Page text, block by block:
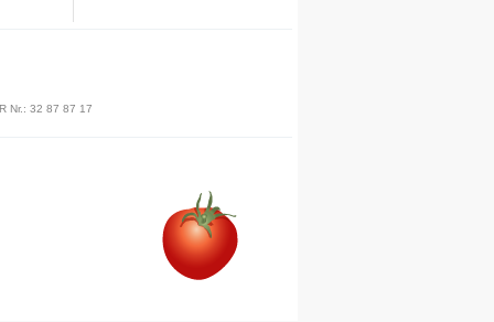
Anbring musen over disse
hjælpetekster, hvis du ønsker
mere tid til at læse dem.
Næste hjælpetekst vises først
når musen igen fjernes.
Energibehov pr. døgn
Nr.: 32 87 87 17